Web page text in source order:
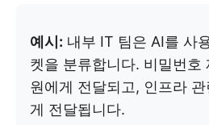
예시: 내부 IT 팀은 AI를 사
켓을 분류합니다. 비밀번호
원에게 전달되고, 인프라
게 전달됩니다.